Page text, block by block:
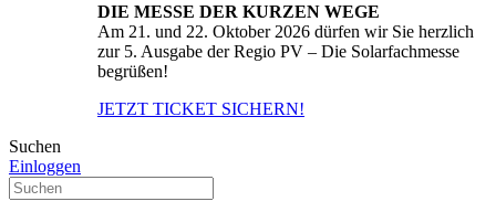
DIE MESSE DER KURZEN WEGE
Am 21. und 22. Oktober 2026 dürfen wir Sie herzlich
zur 5. Ausgabe der Regio PV – Die Solarfachmesse
begrüßen!
JETZT TICKET SICHERN!
Suchen
Einloggen